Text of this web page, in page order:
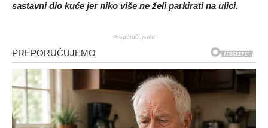
sastavni dio kuće jer niko više ne želi parkirati na ulici.
Preporučujemo